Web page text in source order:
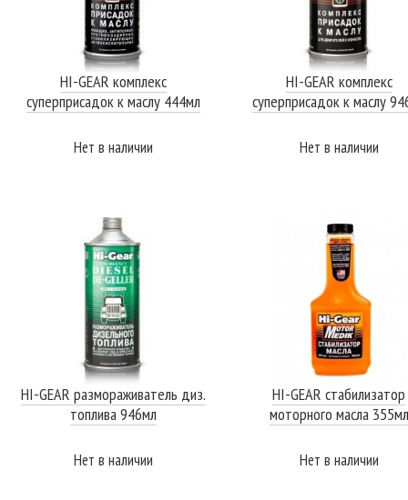
HI-GEAR комплекс
суперприсадок к маслу 444мл
Нет в наличии
HI-GEAR комплекс
суперприсадок к маслу
Нет в наличии
HI-GEAR размораживатель диз.
топлива 946мл
Нет в наличии
HI-GEAR стабилизатор
моторного масла 355мл
Нет в наличии